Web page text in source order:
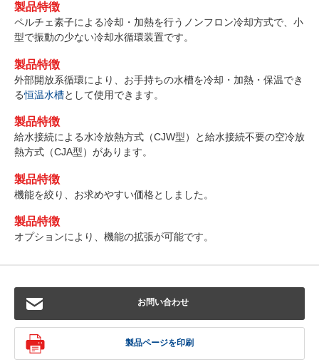
製品特徴
ペルチェ素子による冷却・加熱を行うノンフロン冷却方式で、小
型で振動の少ない冷却水循環装置です。
製品特徴
外部開放系循環により、お手持ちの水槽を冷却・加熱・保温でき
る恒温水槽として使用できます。
製品特徴
給水接続による水冷放熱方式（CJW型）と給水接続不要の空冷放
熱方式（CJA型）があります。
製品特徴
機能を絞り、お求めやすい価格としました。
製品特徴
オプションにより、機能の拡張が可能です。
お問い合わせ
製品ページを印刷